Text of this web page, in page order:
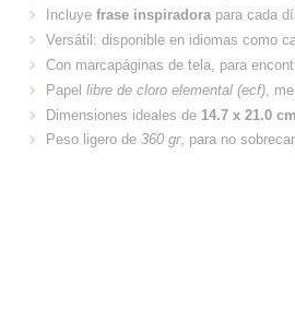
Incluyefrase inspiradorapara cada
Versátil: disponible en idiomas como
Con marcapáginas de tela, para
Papellibre de cloro elemental (ecf) ,
Dimensiones ideales de 14.7 x 21.0 cm
Peso ligero de360 gr, para no